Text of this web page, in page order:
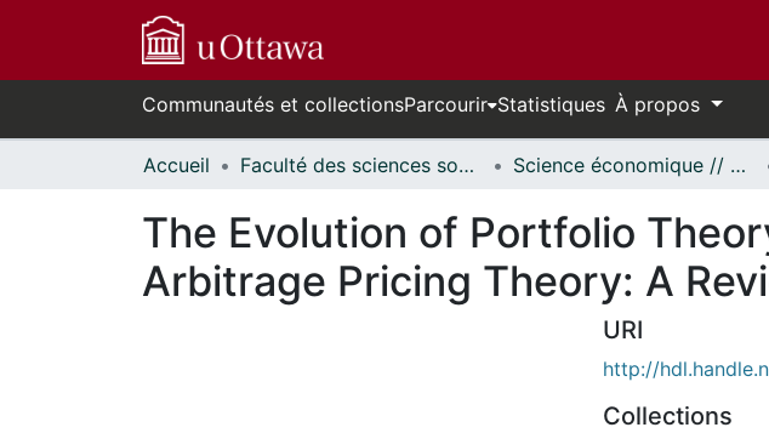
Communautés et collectionsParcourir Statistiques À propos
Accueil Faculté des sciences sociales // Faculty of Social Sciences Science économique // Economics
The Evolution of Portfolio
Arbitrage Pricing Theory: A
URI
http://
Collections